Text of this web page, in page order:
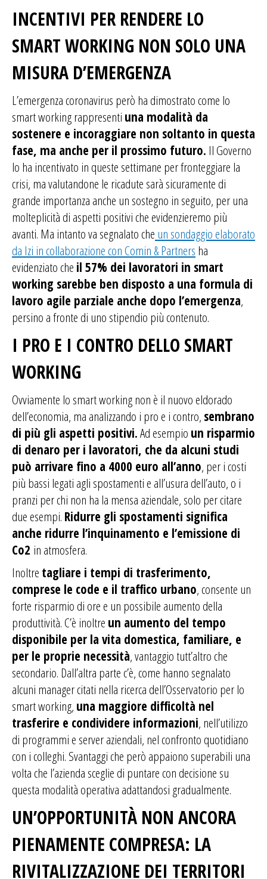
INCENTIVI PER RENDERE LO
SMART WORKING NON SOLO UNA
MISURA D’EMERGENZA
L’emergenza coronavirus però ha dimostrato come lo
smart working rappresenti una modalità da
sostenere e incoraggiare non soltanto in questa
fase, ma anche per il prossimo futuro. Il Governo
lo ha incentivato in queste settimane per fronteggiare la
crisi, ma valutandone le ricadute sarà sicuramente di
grande importanza anche un sostegno in seguito, per una
molteplicità di aspetti positivi che evidenzieremo più
avanti. Ma intanto va segnalato che un sondaggio elaborato
da Izi in collaborazione con Comin & Partners ha
evidenziato che il 57% dei lavoratori in smart
working sarebbe ben disposto a una formula di
lavoro agile parziale anche dopo l’emergenza,
persino a fronte di uno stipendio più contenuto.
I PRO E I CONTRO DELLO SMART
WORKING
Ovviamente lo smart working non è il nuovo eldorado
dell’economia, ma analizzando i pro e i contro, sembrano
di più gli aspetti positivi.Ad esempio un risparmio
di denaro per i lavoratori, che da alcuni studi
può arrivare fino a 4000 euro all’anno, per i costi
più bassi legati agli spostamenti e all’usura dell’auto, o i
pranzi per chi non ha la mensa aziendale, solo per citare
due esempi. Ridurre gli spostamenti significa
anche ridurre l’inquinamento e l’emissione di
Co2 in atmosfera.
Inoltre tagliare i tempi di trasferimento,
comprese le code e il traffico urbano, consente un
forte risparmio di ore e un possibile aumento della
produttività. C’è inoltre un aumento del tempo
disponibile per la vita domestica, familiare, e
per le proprie necessità, vantaggio tutt’altro che
secondario. Dall’altra parte c’è, come hanno segnalato
alcuni manager citati nella ricerca dell’Osservatorio per lo
smart working, una maggiore difficoltà nel
trasferire e condividere informazioni, nell’utilizzo
di programmi e server aziendali, nel confronto quotidiano
con i colleghi. Svantaggi che però appaiono superabili una
volta che l’azienda sceglie di puntare con decisione su
questa modalità operativa adattandosi gradualmente.
UN’OPPORTUNITÀ NON ANCORA
PIENAMENTE COMPRESA: LA
RIVITALIZZAZIONE DEI TERRITORI